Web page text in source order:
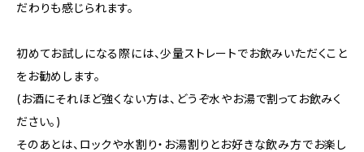
だわりも感じられます。
初めてお試しになる際には、少量ストレートでお飲みいただくこと
をお勧めします。
(お酒にそれほど強くない方は、どうぞ水やお湯で割ってお飲みく
ださい。)
そのあとは、ロックや水割り・お湯割りとお好きな飲み方でお楽し